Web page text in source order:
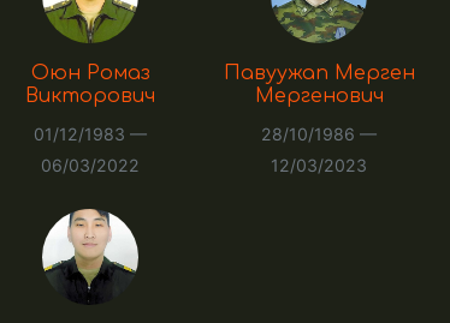
Оюн Ромаз
Викторович
01/12/1983 —
06/03/2022
Павуужап Мерген
Мергенович
28/10/1986 —
12/03/2023